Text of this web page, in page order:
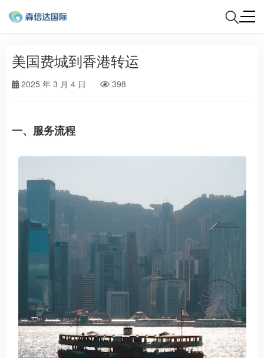
美国费城到香港转运
2025 年 3 月 4 日 398
一、服务流程